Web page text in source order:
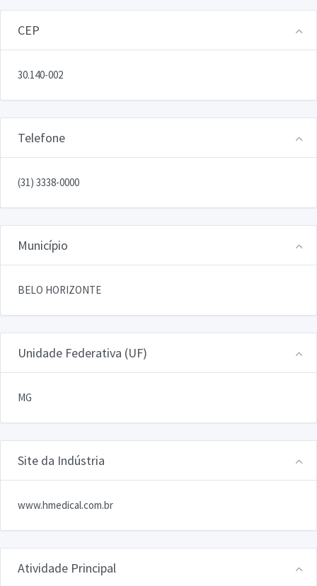
CEP
30.140-002
Telefone
(31) 3338-0000
Município
BELO HORIZONTE
Unidade Federativa (UF)
MG
Site da Indústria
www.hmedical.com.br
Atividade Principal